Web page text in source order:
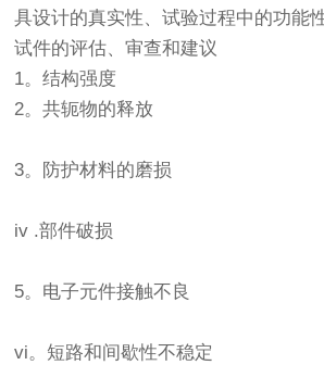
具设计的真实性、试验过程中的功能
试件的评估、审查和建议
1。结构强度
2。共轭物的释放
3。防护材料的磨损
iv .部件破损
5。电子元件接触不良
vi。短路和间歇性不稳定